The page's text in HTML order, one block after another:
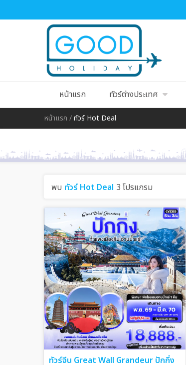
หน้าแรก ทัวร์ต่างประเทศ
หน้าแรก /ทัวร์ Hot Deal
พบ ทัวร์ Hot Deal 3 โปรแกรม
ทัวร์จีน Great Wall Grandeur ปักกิ่ง